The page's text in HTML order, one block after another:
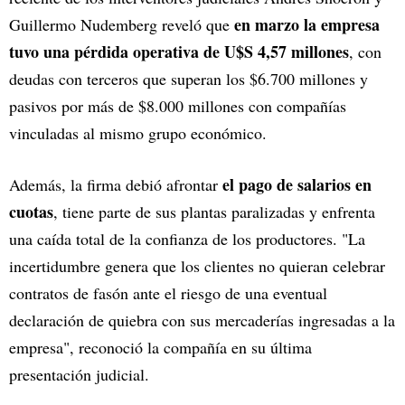
Guillermo Nudemberg reveló que en marzo la empresa
tuvo una pérdida operativa de U$S 4,57 millones, con
deudas con terceros que superan los $6.700 millones y
pasivos por más de $8.000 millones con compañías
vinculadas al mismo grupo económico.
Además, la firma debió afrontar el pago de salarios en
cuotas, tiene parte de sus plantas paralizadas y enfrenta
una caída total de la confianza de los productores. "La
incertidumbre genera que los clientes no quieran celebrar
contratos de fasón ante el riesgo de una eventual
declaración de quiebra con sus mercaderías ingresadas a la
empresa", reconoció la compañía en su última
presentación judicial.